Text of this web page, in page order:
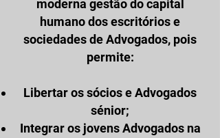
moderna gestão do capital
humano dos escritórios e
sociedades de Advogados, pois
permite:
Libertar os sócios e Advogados
sénior;
Integrar os jovens Advogados na